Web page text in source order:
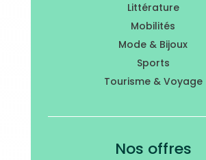
Littérature
Mobilités
Mode & Bijoux
Sports
Tourisme & Voyage
Nos offres